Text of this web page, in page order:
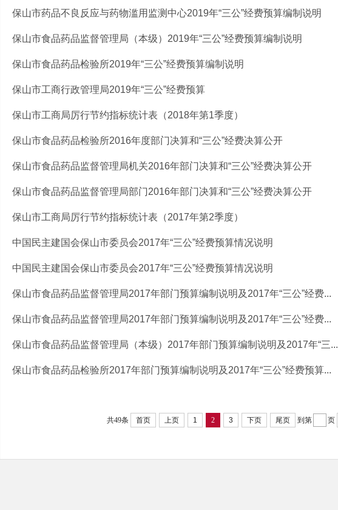
保山市药品不良反应与药物滥用监测中心2019年“三公”经费预算编制说明
保山市食品药品监督管理局（本级）2019年“三公”经费预算编制说明
保山市食品药品检验所2019年“三公”经费预算编制说明
保山市工商行政管理局2019年“三公”经费预算
保山市工商局厉行节约指标统计表（2018年第1季度）
保山市食品药品检验所2016年度部门决算和“三公”经费决算公开
保山市食品药品监督管理局机关2016年部门决算和“三公”经费决算公开
保山市食品药品监督管理局部门2016年部门决算和“三公”经费决算公开
保山市工商局厉行节约指标统计表（2017年第2季度）
中国民主建国会保山市委员会2017年“三公”经费预算情况说明
中国民主建国会保山市委员会2017年“三公”经费预算情况说明
保山市食品药品监督管理局2017年部门预算编制说明及2017年“三公”经费...
保山市食品药品监督管理局2017年部门预算编制说明及2017年“三公”经费...
保山市食品药品监督管理局（本级）2017年部门预算编制说明及2017年“三...
保山市食品药品检验所2017年部门预算编制说明及2017年“三公”经费预算...
共49条 首页 上页 1 2 3 下页 尾页 到第 页